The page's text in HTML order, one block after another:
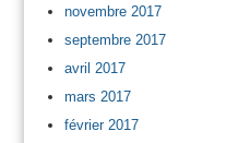
novembre 2017
septembre 2017
avril 2017
mars 2017
février 2017